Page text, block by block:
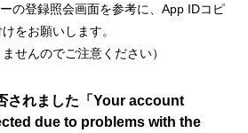
の登録照会画面を参考に、App IDコピ
をお願いします。
せんのでご注意ください）
されました「Your account
due to problems with the